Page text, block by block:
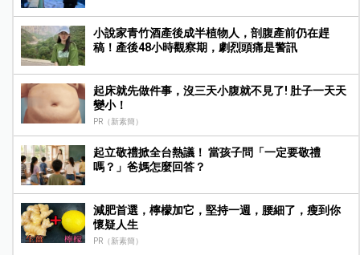
小說家青竹酒產後成半植物人，剖腹產前仍在趕
稿！產後48小時觀察期，劇烈頭痛是警訊
起床就先做件事，沒三天小腹就不見了! 肚子一天天
變小！
PR（新素簡）
起立敬禮掀全台熱議！ 當孩子問「一定要敬禮
嗎？」爸媽怎麼回答？
減肥首選，檸檬加它，堅持一週，腰細了，瘦到你
懷疑人生
PR（新素簡）